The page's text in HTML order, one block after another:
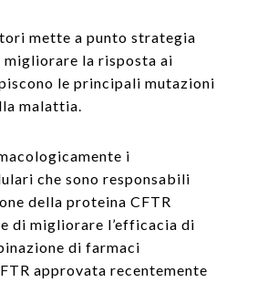
mette a punto strategia
migliorare la risposta ai
le principali mutazioni
malattia.
i
che sono responsabili
della proteina CFTR
di migliorare l’efficacia di
di farmaci
approvata recentemente